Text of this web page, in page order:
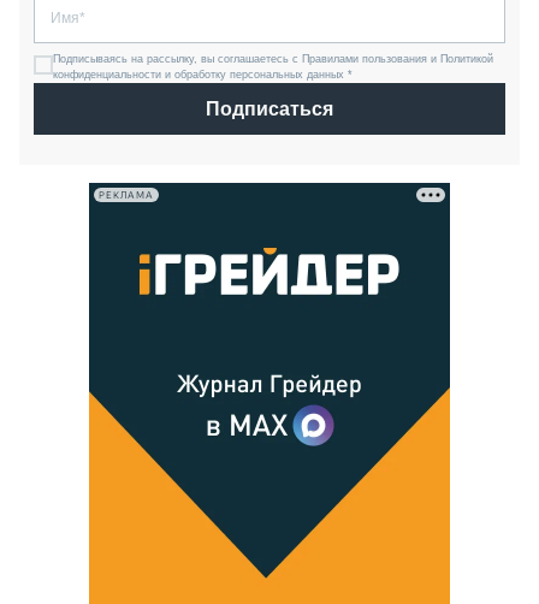
Подписываясь на рассылку, вы соглашаетесь с Правилами пользования и Политикой
конфиденциальности и обработку персональных данных *
Подписаться
РЕКЛАМА